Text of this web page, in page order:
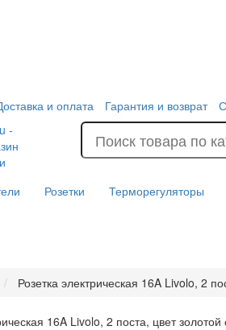
и оплата Гарантия и возврат
Розетки Терморегуляторы
Розетка электрическая 16A Livolo, 2
16A Livolo, 2 поста, цвет